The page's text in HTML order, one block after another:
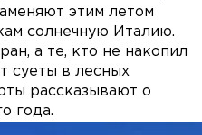
этим летом
солнечную Италию.
а те, кто не накопил
суеты в лесных
рассказывают о
года.